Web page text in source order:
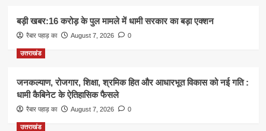
बड़ी खबर:16 करोड़ के पुल मामले में धामी सरकार का बड़ा एक्शन
रैबार पहाड़ का August 7, 2026 0
उत्तराखंड
जनकल्याण, रोजगार, शिक्षा, श्रमिक हित और आधारभूत विकास को नई गति :
धामी कैबिनेट के ऐतिहासिक फैसले
रैबार पहाड़ का August 7, 2026 0
उत्तराखंड